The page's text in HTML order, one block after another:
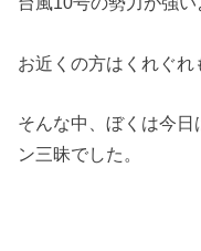
お近くの方はくれぐれ
そんな中、ぼくは今日
ン三昧でした。